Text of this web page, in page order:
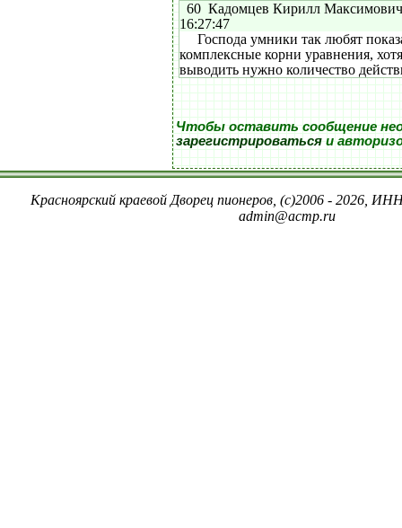
60 Кадомцев Кирилл
16:27:47
Господа умники так любят
комплексные корни уравнения,
выводить нужно количество
Чтобы оставить сообщение
зарегистрироватьсяи
Красноярский краевой Дворец пионеров, (c)2006 - 2026,
admin@acmp.ru